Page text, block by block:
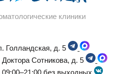
клиники
Голландская, д. 5
Сотникова, д. 5
без выходных